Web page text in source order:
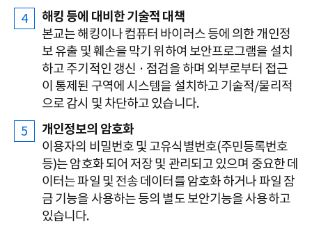
해킹 등에 대비한 기술적 대책
본교는 해킹이나 컴퓨터 바이러스 등에 의한 개인정
보 유출 및 훼손을 막기 위하여 보안프로그램을 설치
하고 주기적인 갱신 · 점검을 하며 외부로부터 접근
이 통제된 구역에 시스템을 설치하고 기술적/물리적
으로 감시 및 차단하고 있습니다.
개인정보의 암호화
이용자의 비밀번호 및 고유식별번호(주민등록번호
등)는 암호화 되어 저장 및 관리되고 있으며 중요한 데
이터는 파일 및 전송 데이터를 암호화 하거나 파일 잠
금 기능을 사용하는 등의 별도 보안기능을 사용하고
있습니다.